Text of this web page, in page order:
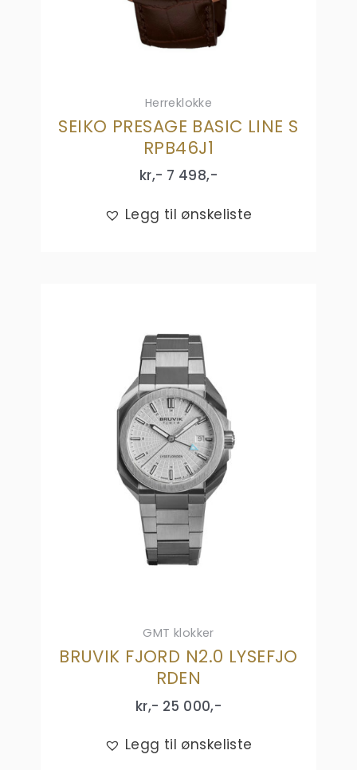
Herreklokke
SEIKO PRESAGE BASIC LINE S
RPB46J1
kr,- 7 498,-
Legg til ønskeliste
GMT klokker
BRUVIK FJORD N2.0 LYSEFJO
RDEN
kr,- 25 000,-
Legg til ønskeliste